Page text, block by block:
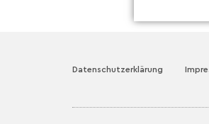
Datenschutzerklärung